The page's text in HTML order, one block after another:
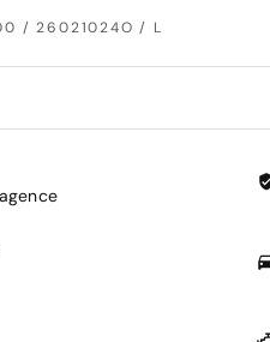
/ 26021024O / L